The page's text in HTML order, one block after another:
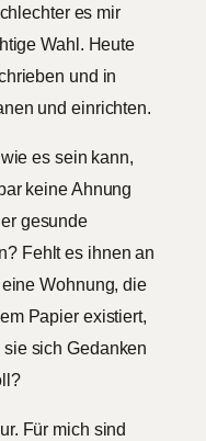
es mir
Wahl. Heute
und in
und einrichten.
es sein kann,
keine Ahnung
gesunde
Fehlt es ihnen an
Wohnung, die
Papier existiert,
sich Gedanken
Für mich sind